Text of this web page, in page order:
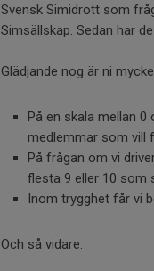
Svensk Simidrott som
Simsällskap. Sedan har
Glädjande nog är ni
På en skala mellan 0
medlemmar som vill
På frågan om vi
flesta 9 eller 10 som
Inom trygghet får vi
Och så vidare.